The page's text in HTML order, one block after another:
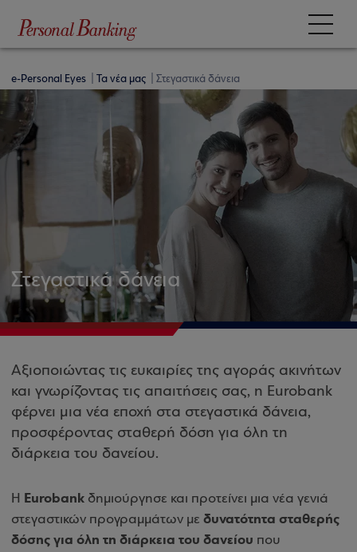
e-Personal Eyes Τα νέα μας Στεγαστικά δάνεια
Στεγαστικά δάνεια
Αξιοποιώντας τις ευκαιρίες της αγοράς ακινήτων
και γνωρίζοντας τις απαιτήσεις σας, η Eurobank
φέρνει μια νέα εποχή στα στεγαστικά δάνεια,
προσφέροντας σταθερή δόση για όλη τη
διάρκεια του δανείου.
Η Eurobank δημιούργησε και προτείνει μια νέα γενιά
στεγαστικών προγραμμάτων με δυνατότητα σταθερής
δόσης για όλη τη διάρκεια του δανείου που